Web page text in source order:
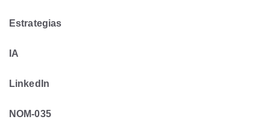
Estrategias
IA
LinkedIn
NOM-035